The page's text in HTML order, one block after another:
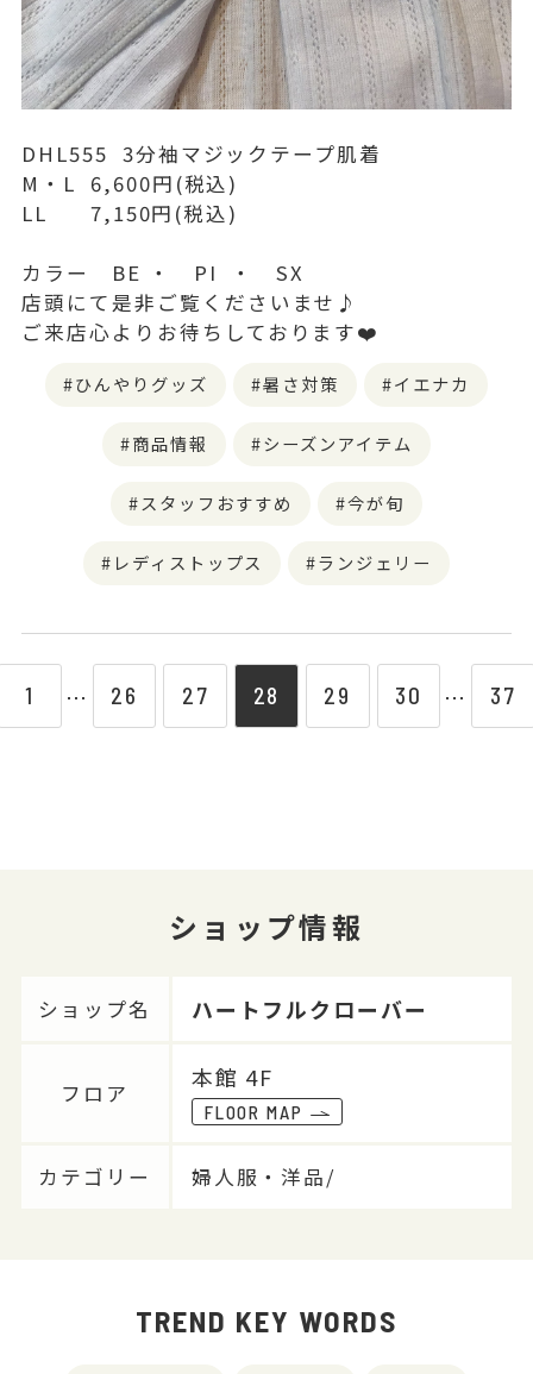
DHL555 3分袖マジックテープ肌着
M・L 6,600円(税込)
LL 7,150円(税込)
カラー BE ・ PI ・ SX
店頭にて是非ご覧くださいませ♪
ご来店心よりお待ちしております❤️
ひんやりグッズ 暑さ対策 イエナカ
商品情報 シーズンアイテム
スタッフおすすめ 今が旬
レディストップス ランジェリー
1 ⋯ 26 27 28 29 30 ⋯ 37
ショップ情報
ショップ名 ハートフルクローバー
フロア
本館 4F
FLOOR MAP
カテゴリー 婦人服・洋品/
TREND KEY WORDS